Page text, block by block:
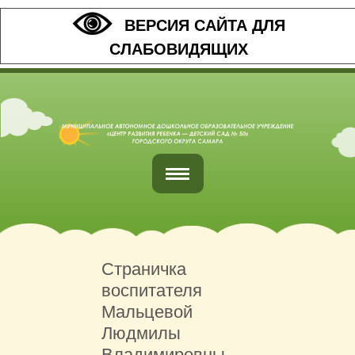
ВЕРСИЯ САЙТА ДЛЯ
СЛАБОВИДЯЩИХ
Главная
Наши контакты
Организация питания
Страничка
воспитателя
Мальцевой
Людмилы